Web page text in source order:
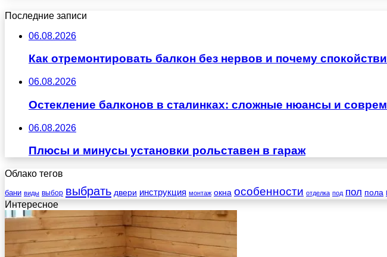
Последние записи
06.08.2026
Как отремонтировать балкон без нервов и почему
06.08.2026
Остекление балконов в сталинках: сложные нюансы и
06.08.2026
Плюсы и минусы установки рольставен в гараж
Облако тегов
бани виды выбор выбрать двери инструкция монтаж окна особенности отделка под пол пола
Интересное